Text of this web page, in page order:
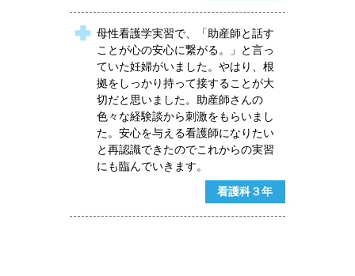
母性看護学実習で、「助産師と話す
ことが心の安心に繋がる。」と言っ
ていた妊婦がいました。やはり、根
拠をしっかり持って接することが大
切だと思いました。助産師さんの
色々な経験談から刺激をもらいまし
た。安心を与える看護師になりたい
と再認識できたのでこれからの実習
にも臨んでいきます。
看護科３年